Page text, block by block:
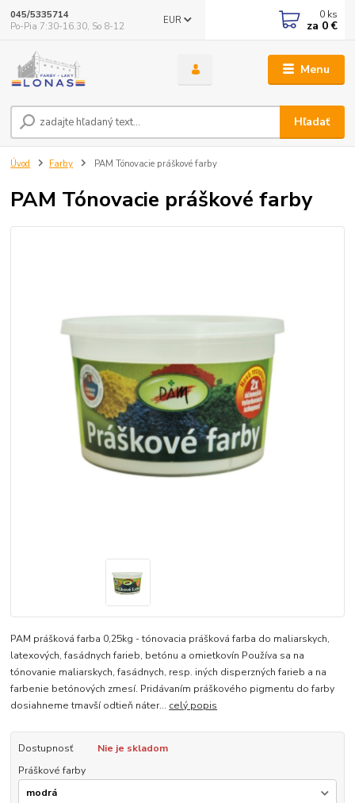
Menu
EUR
Hľadať
045/5335714
Po-Pia 7:30-16.30, So 8-12
0 ks
za 0 €
Úvod Farby PAM Tónovacie práškové farby
PAM Tónovacie práškové farby
PAM prášková farba 0,25kg - tónovacia prášková farba do maliarskych,
latexových, fasádnych farieb, betónu a omietkovín Používa sa na
tónovanie maliarskych, fasádnych, resp. iných disperzných farieb a na
farbenie betónových zmesí. Pridávaním práškového pigmentu do farby
dosiahneme tmavší odtieň náter... celý popis
Dostupnosť
Nie je skladom
Práškové farby